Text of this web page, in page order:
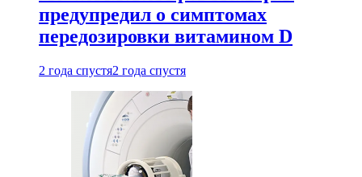
предупредил о симптомах
передозировки витамином D
2 года спустя2 года спустя